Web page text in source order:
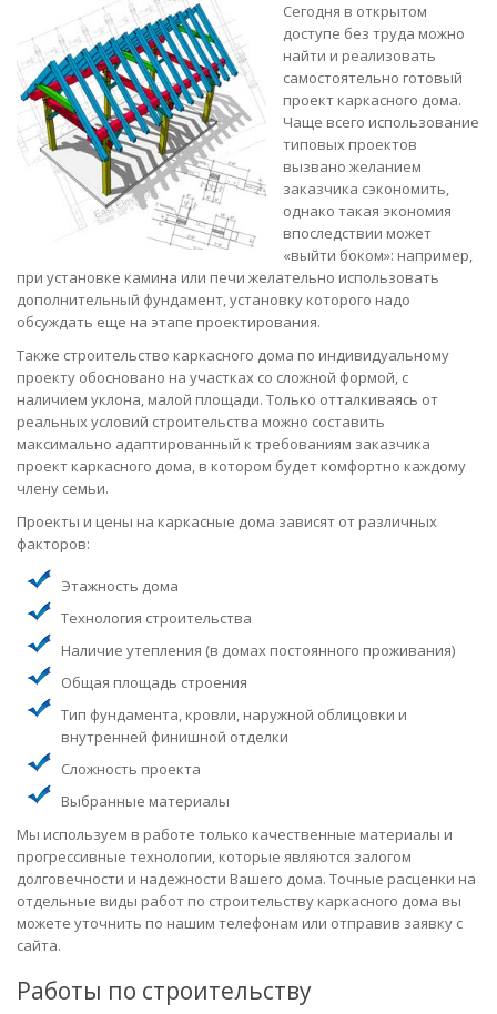
Сегодня в открытом
доступе без труда можно
найти и реализовать
самостоятельно готовый
проект каркасного дома.
Чаще всего использование
типовых проектов
вызвано желанием
заказчика сэкономить,
однако такая экономия
впоследствии может
«выйти боком»: например,
при установке камина или печи желательно использовать
дополнительный фундамент, установку которого надо
обсуждать еще на этапе проектирования.
Также строительство каркасного дома по индивидуальному
проекту обосновано на участках со сложной формой, с
наличием уклона, малой площади. Только отталкиваясь от
реальных условий строительства можно составить
максимально адаптированный к требованиям заказчика
проект каркасного дома, в котором будет комфортно каждому
члену семьи.
Проекты и цены на каркасные дома зависят от различных
факторов:
Этажность дома
Технология строительства
Наличие утепления (в домах постоянного проживания)
Общая площадь строения
Тип фундамента, кровли, наружной облицовки и
внутренней финишной отделки
Сложность проекта
Выбранные материалы
Мы используем в работе только качественные материалы и
прогрессивные технологии, которые являются залогом
долговечности и надежности Вашего дома. Точные расценки на
отдельные виды работ по строительству каркасного дома вы
можете уточнить по нашим телефонам или отправив заявку с
сайта.
Работы по строительству